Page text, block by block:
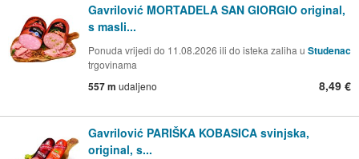
Gavrilović MORTADELA SAN GIORGIO original,
s masli...
Ponuda vrijedi do 11.08.2026 ili do isteka zaliha u Studenac
trgovinama
557 m udaljeno 8,49 €
Gavrilović PARIŠKA KOBASICA svinjska,
original, s...